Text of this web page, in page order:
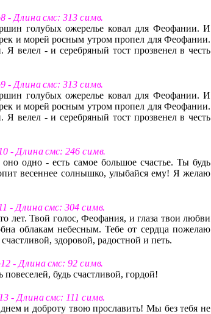
- Д л и н асмс: 313 с и м в.
голубых ожерелье ковал для Феофании. И
и морей росным утром пропел для Феофании.
велел - и серебряный тост прозвенел в честь
- Д л и н асмс: 313 с и м в.
голубых ожерелье ковал для Феофании. И
и морей росным утром пропел для Феофании.
велел - и серебряный тост прозвенел в честь
- Д л и н асмс: 246 с и м в.
одно - есть самое большое счастье. Ты будь
весеннее солнышко, улыбайся ему! Я желаю
- Д л и н асмс: 304 с и м в.
лет. Твой голос, Феофания, и глаза твои любви
облакам небесным. Тебе от сердца пожелаю
здоровой, радостной и петь.
- Д л и н асмс: 92 с и м в.
будь счастливой, гордой!
- Д л и н асмс: 111 с и м в.
и доброту твою прославить! Мы без тебя не